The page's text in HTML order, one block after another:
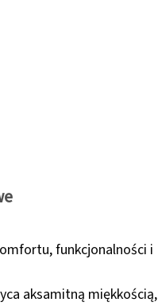
funkcjonalności i
aksamitną miękkością,